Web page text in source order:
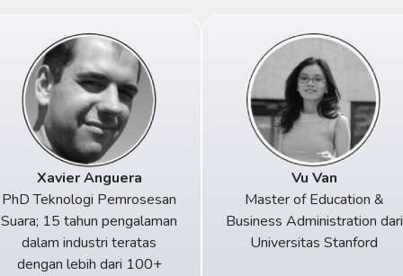
Xavier Anguera
PhD Teknologi Pemrosesan
Suara; 15 tahun pengalaman
dalam industri teratas
dengan lebih dari 100+
Vu Van
Master of Education &
Business Administration dari
Universitas Stanford